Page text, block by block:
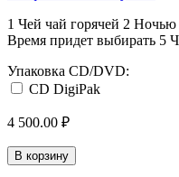
1 Чей чай горячей 2
Время придет выбирать 5
Упаковка CD/DVD:
CD DigiPak
4 500.00 ₽
В корзину